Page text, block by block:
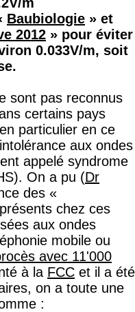
Baubiologie » et
2012 » pour éviter
0.033V/m, soit
sont pas reconnus
certains pays
particulier en ce
aux ondes
appelé syndrome
On a pu (Dr
des «
chez ces
aux ondes
mobile ou
avec 11'000
à la FCC et il a été
on a toute une
: